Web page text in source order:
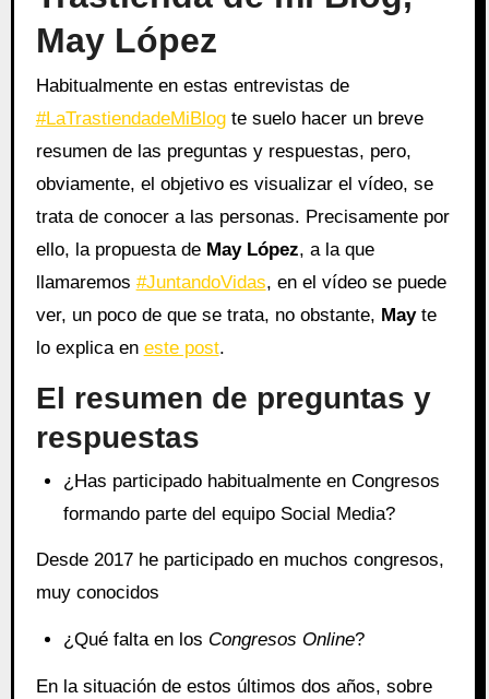
May López
Habitualmente en estas entrevistas de
#LaTrastiendadeMiBlogte suelo hacer un breve
resumen de las preguntas y respuestas, pero,
obviamente, el objetivo es visualizar el vídeo, se
trata de conocer a las personas. Precisamente por
ello, la propuesta de May López, a la que
llamaremos #JuntandoVidas, en el vídeo se puede
ver, un poco de que se trata, no obstante, Mayte
lo explica en este post.
El resumen de preguntas y
respuestas
¿Has participado habitualmente en Congresos
formando parte del equipo Social Media?
Desde 2017 he participado en muchos congresos,
muy conocidos
¿Qué falta en los Congresos Online?
En la situación de estos últimos dos años, sobre